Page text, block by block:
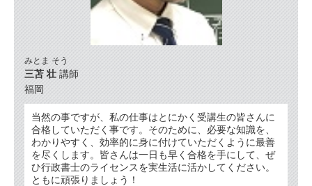
みとま そう
三苫 壮 講師
福岡
当然の事ですが、私の仕事はとにかく受講生の皆さんに
合格していただく事です。そのために、必要な知識を、
わかりやすく、効率的に身に付けていただくように最善
を尽くします。皆さんは一日も早く合格を手にして、ぜ
ひ行政書士のライセンスを実生活に活かしてください。
ともに頑張りましょう！